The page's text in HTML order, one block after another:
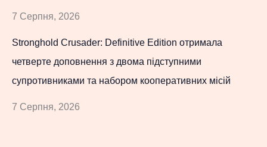
7 Серпня, 2026
Stronghold Crusader: Definitive Edition отримала
четверте доповнення з двома підступними
супротивниками та набором кооперативних місій
7 Серпня, 2026